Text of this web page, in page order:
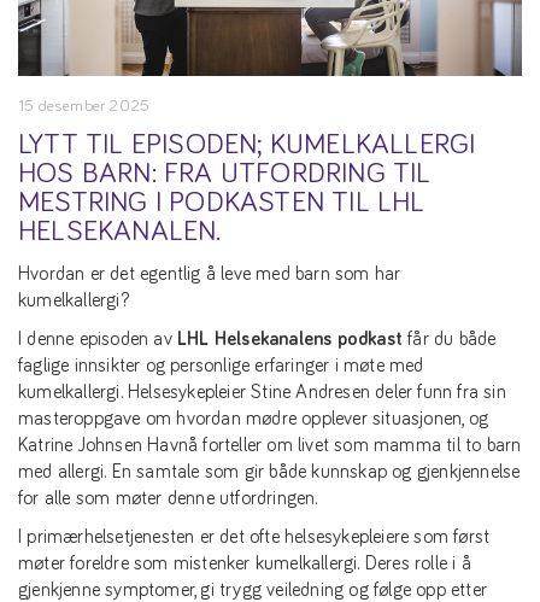
15 desember 2025
LYTT TIL EPISODEN; KUMELKALLERGI
HOS BARN: FRA UTFORDRING TIL
MESTRING I PODKASTEN TIL LHL
HELSEKANALEN.
Hvordan er det egentlig å leve med barn som har
kumelkallergi?
I denne episoden av LHL Helsekanalens podkast får du både
faglige innsikter og personlige erfaringer i møte med
kumelkallergi. Helsesykepleier Stine Andresen deler funn fra sin
masteroppgave om hvordan mødre opplever situasjonen, og
Katrine Johnsen Havnå forteller om livet som mamma til to barn
med allergi. En samtale som gir både kunnskap og gjenkjennelse
for alle som møter denne utfordringen.
I primærhelsetjenesten er det ofte helsesykepleiere som først
møter foreldre som mistenker kumelkallergi. Deres rolle i å
gjenkjenne symptomer, gi trygg veiledning og følge opp etter